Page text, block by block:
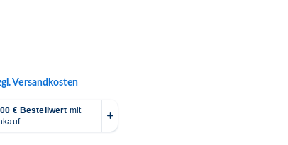
Versandkosten